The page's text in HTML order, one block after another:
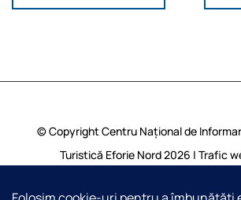
© Copyright Centru Național de
Turistică Eforie Nord 2026 | Trafic